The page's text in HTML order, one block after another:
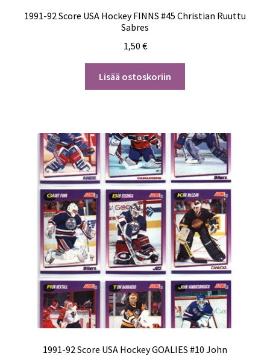
1991-92 Score USA Hockey FINNS #45 Christian Ruuttu
Sabres
1,50 €
Lisää ostoskoriin
1991-92 Score USA Hockey GOALIES #10 John